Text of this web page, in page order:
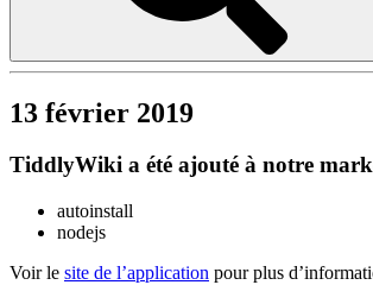
13 février 2019
TiddlyWiki a été ajouté à notre
autoinstall
nodejs
Voir le site de l’application pour plus